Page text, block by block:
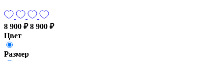
8 900 ₽ 8 900 ₽
Цвет
Размер